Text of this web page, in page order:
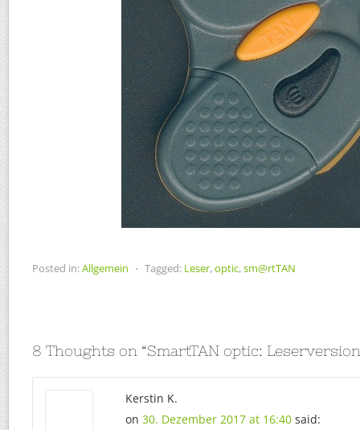
Posted in:Allgemein ⋅ Tagged: Leser,optic,sm@rtTAN
8 Thoughts on “SmartTAN optic: Leserversion
Kerstin K.
on 30. Dezember 2017 at 16:40 said: